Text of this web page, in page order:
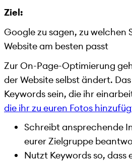
Ziel:
Google zu sagen, zu welchen
Website am besten passt
Zur On-Page-Optimierung
der Website selbst ändert.
Keywords sein, die ihr
die ihr zu euren Fotos
Schreibt ansprechende
eurer Zielgruppe
Nutzt Keywords so, dass